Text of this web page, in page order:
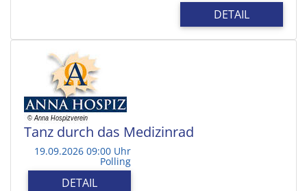
DETAIL
Tanz durch das Medizinrad
19.09.2026 09:00 Uhr
Polling
DETAIL